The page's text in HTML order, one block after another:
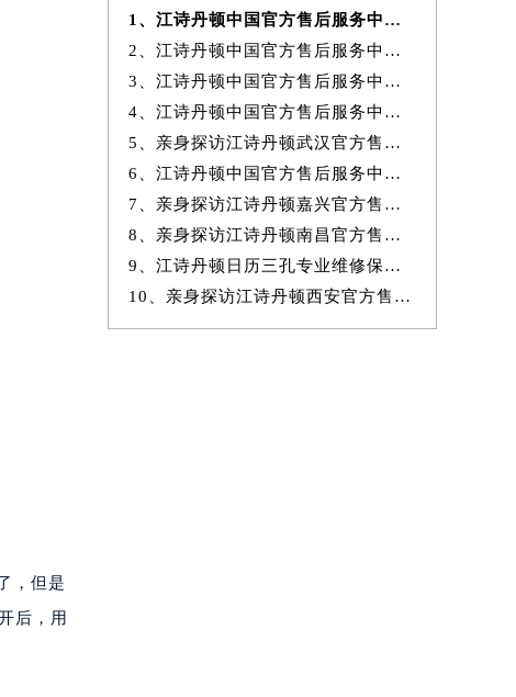
，但是
后，用
1、江诗丹顿中国官方售后服务中心｜最新官方地址及服务电话权威信息通
2、江诗丹顿中国官方售后服务中心｜最新热线和全部维修地址权威信息通
3、江诗丹顿中国官方售后服务中心｜官方地址与维修热线权威信息声明（20
4、江诗丹顿中国官方售后服务中心网点地址及服务热线实地考察报告+
5、亲身探访江诗丹顿武汉官方售后服务中心｜地址与24小时服务电话（2026
6、江诗丹顿中国官方售后服务中心｜最新地址与客服热线权威信息通知（20
7、亲身探访江诗丹顿嘉兴官方售后服务中心｜地址与官方电话（2026年7月
8、亲身探访江诗丹顿南昌官方售后服务中心｜全新地址及服务热线（2026年
9、江诗丹顿日历三孔专业维修保养服务权威公示（2026年7月最新）
10、亲身探访江诗丹顿西安官方售后服务中心｜完整网点地址与热线（2026年